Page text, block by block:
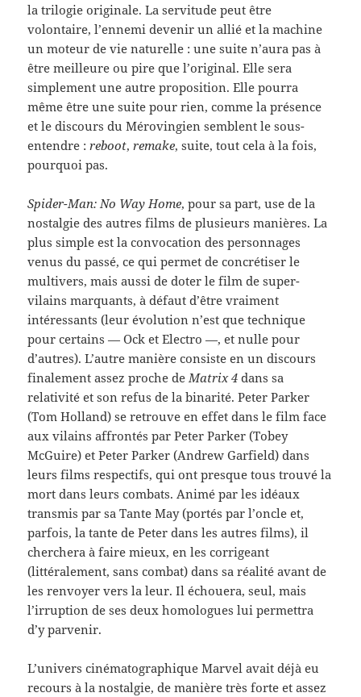
la trilogie originale. La servitude peut être
volontaire, l’ennemi devenir un allié et la machine
un moteur de vie naturelle : une suite n’aura pas à
être meilleure ou pire que l’original. Elle sera
simplement une autre proposition. Elle pourra
même être une suite pour rien, comme la présence
et le discours du Mérovingien semblent le sous-
entendre :reboot,remake, suite, tout cela à la fois,
pourquoi pas.
Spider-Man: No Way Home, pour sa part, use de la
nostalgie des autres films de plusieurs manières. La
plus simple est la convocation des personnages
venus du passé, ce qui permet de concrétiser le
multivers, mais aussi de doter le film de super-
vilains marquants, à défaut d’être vraiment
intéressants (leur évolution n’est que technique
pour certains — Ock et Electro —, et nulle pour
d’autres). L’autre manière consiste en un discours
finalement assez proche deMatrix 4 dans sa
relativité et son refus de la binarité. Peter Parker
(Tom Holland) se retrouve en effet dans le film face
aux vilains affrontés par Peter Parker (Tobey
McGuire) et Peter Parker (Andrew Garfield) dans
leurs films respectifs, qui ont presque tous trouvé la
mort dans leurs combats. Animé par les idéaux
transmis par sa Tante May (portés par l’oncle et,
parfois, la tante de Peter dans les autres films), il
cherchera à faire mieux, en les corrigeant
(littéralement, sans combat) dans sa réalité avant de
les renvoyer vers la leur. Il échouera, seul, mais
l’irruption de ses deux homologues lui permettra
d’y parvenir.
L’univers cinématographique Marvel avait déjà eu
recours à la nostalgie, de manière très forte et assez